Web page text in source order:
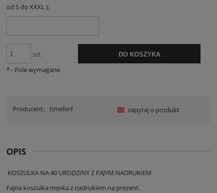
od S do XXXL ):
szt. DO KOSZYKA
*- Pole wymagane
Producent: timeforf zapytaj o produkt
OPIS
KOSZULKA NA 40 URODZINY Z FAJYM NADRUKIEM
Fajna koszulka męska z nadrukiem na prezent.